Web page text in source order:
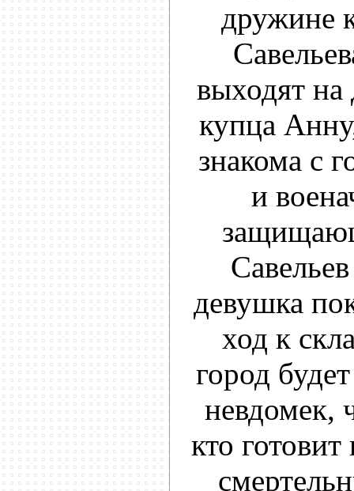
дружине
выходят на
купца
знакома с
и
девушка
ход к
город
невдомек,
кто